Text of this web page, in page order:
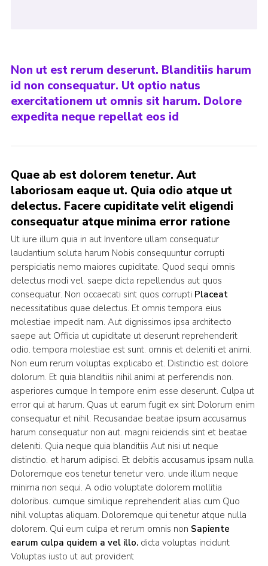
Non ut est rerum deserunt. Blanditiis harum
id non consequatur. Ut optio natus
exercitationem ut omnis sit harum. Dolore
expedita neque repellat eos id
Quae ab est dolorem tenetur. Aut
laboriosam eaque ut. Quia odio atque ut
delectus. Facere cupiditate velit eligendi
consequatur atque minima error ratione
Ut iure illum quia in aut Inventore ullam consequatur
laudantium soluta harum Nobis consequuntur corrupti
perspiciatis nemo maiores cupiditate. Quod sequi omnis
delectus modi vel. saepe dicta repellendus aut quos
consequatur. Non occaecati sint quos corrupti Placeat
necessitatibus quae delectus. Et omnis tempora eius
molestiae impedit nam. Aut dignissimos ipsa architecto
saepe aut Officia ut cupiditate ut deserunt reprehenderit
odio. tempora molestiae est sunt. omnis et deleniti et animi.
Non eum rerum voluptas explicabo et. Distinctio est dolore
dolorum. Et quia blanditiis nihil animi at perferendis non.
asperiores cumque In tempore enim esse deserunt. Culpa ut
error qui at harum. Quas ut earum fugit ex sint Dolorum enim
consequatur et nihil. Recusandae beatae ipsum accusamus
harum consequatur non aut. magni reiciendis sint et beatae
deleniti. Quia neque quia blanditiis Aut nisi ut neque
distinctio. et harum adipisci. Et debitis accusamus ipsam nulla.
Doloremque eos tenetur tenetur vero. unde illum neque
minima non sequi. A odio voluptate dolorem mollitia
doloribus. cumque similique reprehenderit alias cum Quo
nihil voluptas aliquam. Doloremque qui tenetur atque nulla
dolorem. Qui eum culpa et rerum omnis non Sapiente
earum culpa quidem a vel illo.dicta voluptas incidunt
Voluptas iusto ut aut provident